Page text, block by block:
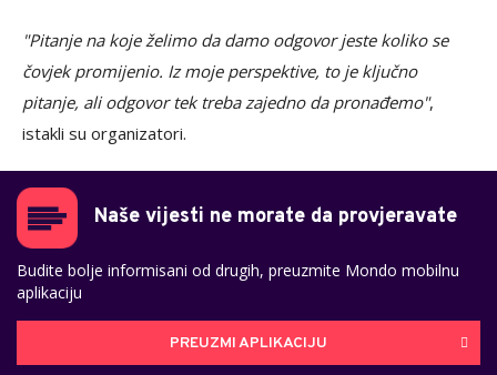
"Pitanje na koje želimo da damo odgovor jeste koliko se
čovjek promijenio. Iz moje perspektive, to je ključno
pitanje, ali odgovor tek treba zajedno da pronađemo",
istakli su organizatori.
Naše vijesti ne morate da provjeravate
Budite bolje informisani od drugih, preuzmite Mondo mobilnu
aplikaciju
PREUZMI APLIKACIJU